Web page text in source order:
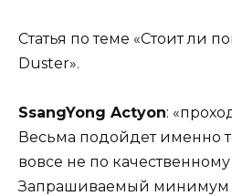
Статья по теме «Стоит ли
Duster».
SsangYong Actyon:
Весьма подойдет именно
вовсе не по качественному
Запрашиваемый минимум